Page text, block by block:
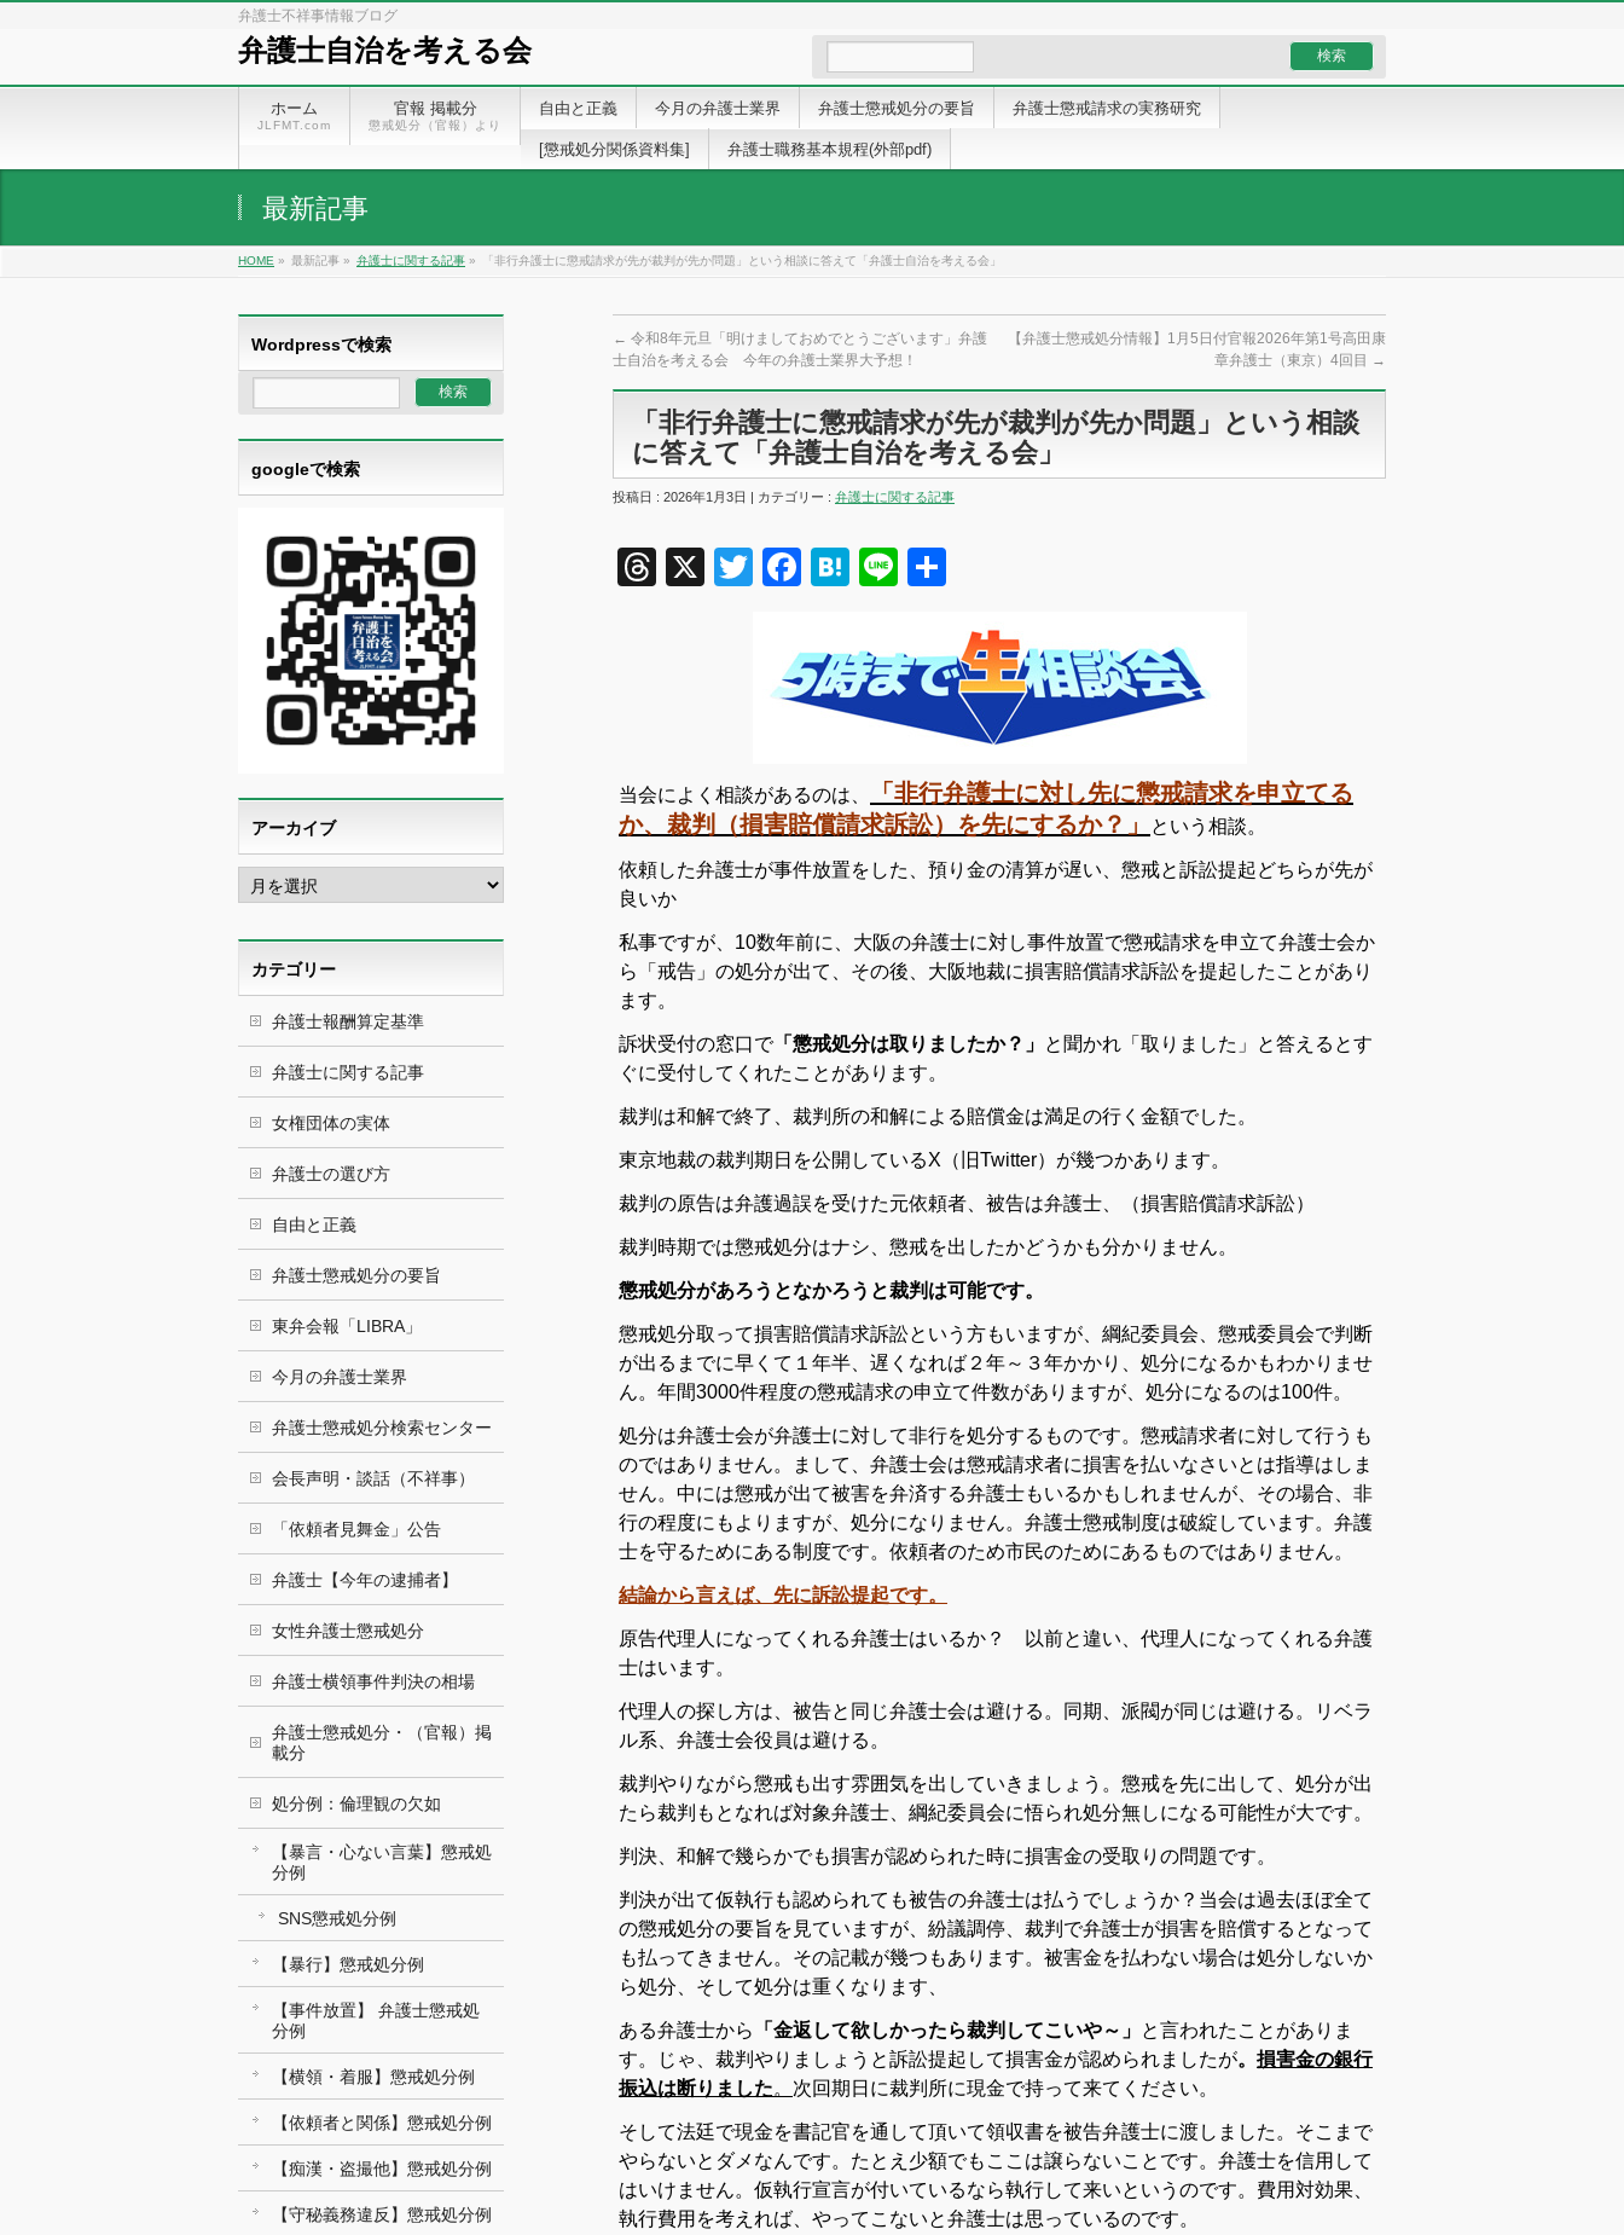
弁護士不祥事情報ブログ
弁護士自治を考える会
ホーム
JLFMT.com
官報 掲載分
懲戒処分（官報）より
自由と正義 今月の弁護士業界 弁護士懲戒処分の要旨 弁護士懲戒請求の実務研究
[懲戒処分関係資料集] 弁護士職務基本規程(外部pdf)
最新記事
HOME » 最新記事 » 弁護士に関する記事 » 「非行弁護士に懲戒請求が先が裁判が先か問題」という相談に答えて「弁護士自治を考える会」
← 令和8年元旦「明けましておめでとうございます」弁護
士自治を考える会 今年の弁護士業界大予想！
【弁護士懲戒処分情報】1月5日付官報2026年第1号高田康
章弁護士（東京）4回目 →
「非行弁護士に懲戒請求が先が裁判が先か問題」という相談
に答えて「弁護士自治を考える会」
投稿日 : 2026年1月3日 | カテゴリー : 弁護士に関する記事
Threads
X TwitterFacebook
Hatena
Line
当会によく相談があるのは、
「非行弁護士に対し先に懲戒請求を申立てる
か、裁判（損害賠償請求訴訟）を先にするか？」
という相談。
依頼した弁護士が事件放置をした、預り金の清算が遅い、懲戒と訴訟提起どちらが先が
良いか
私事ですが、10数年前に、大阪の弁護士に対し事件放置で懲戒請求を申立て弁護士会か
ら「戒告」の処分が出て、その後、大阪地裁に損害賠償請求訴訟を提起したことがあり
ます。
訴状受付の窓口で「懲戒処分は取りましたか？」 と聞かれ「取りました」と答えるとす
ぐに受付してくれたことがあります。
裁判は和解で終了、裁判所の和解による賠償金は満足の行く金額でした。
東京地裁の裁判期日を公開しているX（旧Twitter）が幾つかあります。
裁判の原告は弁護過誤を受けた元依頼者、被告は弁護士、（損害賠償請求訴訟）
裁判時期では懲戒処分はナシ、懲戒を出したかどうかも分かりません。
懲戒処分があろうとなかろうと裁判は可能です。
懲戒処分取って損害賠償請求訴訟という方もいますが、綱紀委員会、懲戒委員会で判断
が出るまでに早くて１年半、遅くなれば２年～３年かかり、 処分になるかもわかりませ
ん。年間3000件程度の懲戒請求の申立て件数がありますが、処分になるのは100件。
処分は弁護士会が弁護士に対して非行を処分するものです。懲戒請求者に対して行うも
のではありません。まして、弁護士会は懲戒請求者に損害を払いなさいとは指導はしま
せん。中には懲戒が出て被害を弁済する弁護士もいるかもしれませんが、その場合、非
行の程度にもよりますが、処分になりません。弁護士懲戒制度は破綻しています。弁護
士を守るためにある制度です。依頼者のため市民のためにあるものではありません。
結論から言えば、先に訴訟提起です。
原告代理人になってくれる弁護士はいるか？ 以前と違い、代理人になってくれる弁護
士はいます。
代理人の探し方は、被告と同じ弁護士会は避ける。同期、派閥が同じは避ける。リベラ
ル系、弁護士会役員は避ける。
裁判やりながら懲戒も出す雰囲気を出していきましょう。懲戒を先に出して、処分が出
たら裁判もとなれば対象弁護士、綱紀委員会に悟られ処分無しになる可能性が大です。
判決、和解で幾らかでも損害が認められた時に損害金の受取りの問題です。
判決が出て仮執行も認められても被告の弁護士は払うでしょうか？ 当会は過去ほぼ全て
の懲戒処分の要旨を見ていますが、紛議調停、裁判で弁護士が損害を賠償するとなって
も払ってきません。その記載が幾つもあります。被害金を払わない場合は処分しないか
ら処分、そして処分は重くなります、
ある弁護士から 「金返して欲しかったら裁判してこいや～」 と言われたことがありま
す。じゃ、裁判やりましょうと訴訟提起して損害金が認められましたが。 損害金の銀行
振込は断りました。 次回期日に裁判所に現金で持って来てください。
そして法廷で現金を書記官を通して頂いて領収書を被告弁護士に渡しました。 そこまで
やらないとダメなんです。たとえ少額でもここは譲らないことです。 弁護士を信用して
はいけません。仮執行宣言が付いているなら執行して来いというのです。費用対効果、
執行費用を考えれば、やってこないと弁護士は思っているのです。
Wordpressで検索
googleで検索
アーカイブ
ア
ー
イ
ブカテゴリー
弁護士報酬算定基準
弁護士に関する記事
女権団体の実体
弁護士の選び方
自由と正義
弁護士懲戒処分の要旨
東弁会報「LIBRA」
今月の弁護士業界
弁護士懲戒処分検索センター
会長声明・談話（不祥事）
「依頼者見舞金」公告
弁護士【今年の逮捕者】
女性弁護士懲戒処分
弁護士横領事件判決の相場
弁護士懲戒処分・（官報）掲
載分
処分例：倫理観の欠如
【暴言・心ない言葉】懲戒処
分例
SNS懲戒処分例
【暴行】懲戒処分例
【事件放置】 弁護士懲戒処
分例
【横領・着服】懲戒処分例
【依頼者と関係】懲戒処分例
【痴漢・盗撮他】懲戒処分例
【守秘義務違反】懲戒処分例